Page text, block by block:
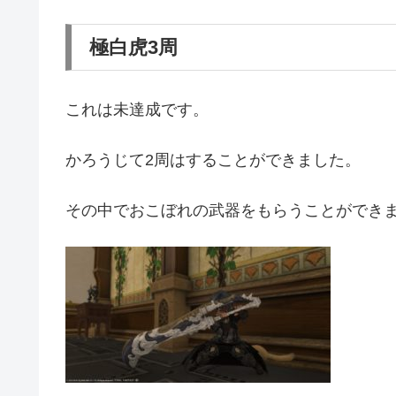
極白虎3周
これは未達成です。
かろうじて2周はすることができました。
その中でおこぼれの武器をもらうことができ